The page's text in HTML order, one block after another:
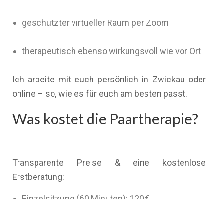
geschützter virtueller Raum per Zoom
therapeutisch ebenso wirkungsvoll wie vor Ort
Ich arbeite mit euch persönlich in Zwickau oder
online – so, wie es für euch am besten passt.
Was kostet die Paartherapie?
Transparente Preise & eine kostenlose
Erstberatung: